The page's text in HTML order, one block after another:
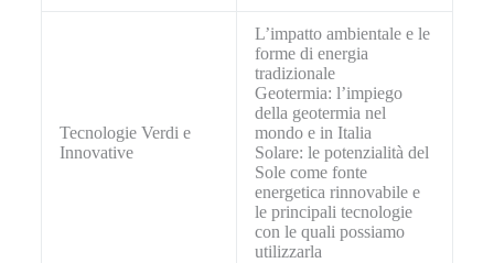
Tecnologie Verdi e
Innovative
L’impatto ambientale e le
forme di energia
tradizionale
Geotermia: l’impiego
della geotermia nel
mondo e in Italia
Solare: le potenzialità del
Sole come fonte
energetica rinnovabile e
le principali tecnologie
con le quali possiamo
utilizzarla